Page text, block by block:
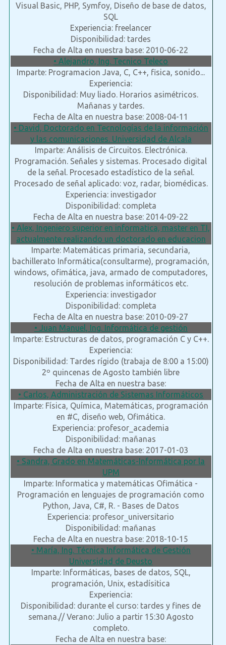
Visual Basic, PHP, Symfoy, Diseño de base de datos,
SQL
Experiencia: freelancer
Disponibilidad: tardes
Fecha de Alta en nuestra base: 2010-06-22
• Alejandro, Ing. Tecnico Teleco
Imparte: Programacion Java, C, C++, fisica, sonido...
Experiencia:
Disponibilidad: Muy liado. Horarios asimétricos.
Mañanas y tardes.
Fecha de Alta en nuestra base: 2008-04-11
• David, Doctorado en Tecnologías de la información
y las comunicaciones. Universidad de Alcala
Imparte: Análisis de Circuitos. Electrónica.
Programación. Señales y sistemas. Procesado digital
de la señal. Procesado estadístico de la señal.
Procesado de señal aplicado: voz, radar, biomédicas.
Experiencia: investigador
Disponibilidad: completa
Fecha de Alta en nuestra base: 2014-09-22
• Alex, Ingeniero superior en informatica, master en TI,
actualmente realizando un doctorado en educacion
Imparte: Matemáticas primaria, secundaria,
bachillerato Informática(consultarme), programación,
windows, ofimática, java, armado de computadores,
resolución de problemas informáticos etc.
Experiencia: investigador
Disponibilidad: completa
Fecha de Alta en nuestra base: 2010-09-27
• Juan Manuel, Ing. Informática de gestión
Imparte: Estructuras de datos, programación C y C++.
Experiencia:
Disponibilidad: Tardes rígido (trabaja de 8:00 a 15:00)
2º quincenas de Agosto también libre
Fecha de Alta en nuestra base:
• Carlos, Administración de Sistemas Informáticos
Imparte: Física, Química, Matemáticas, programación
en #C, diseño web, Ofimática.
Experiencia: profesor_academia
Disponibilidad: mañanas
Fecha de Alta en nuestra base: 2017-01-03
• Sandra, Grado en Matemáticas-Informática por la
UPM
Imparte: Informatica y matemáticas Ofimática -
Programación en lenguajes de programación como
Python, Java, C#, R. - Bases de Datos
Experiencia: profesor_universitario
Disponibilidad: mañanas
Fecha de Alta en nuestra base: 2018-10-15
• María, Ing. Técnica Informática de Gestión
Universidad de Deusto
Imparte: Informáticas, bases de datos, SQL,
programación, Unix, estadísitica
Experiencia:
Disponibilidad: durante el curso: tardes y fines de
semana.// Verano: Julio a partir 15:30 Agosto
completo.
Fecha de Alta en nuestra base: